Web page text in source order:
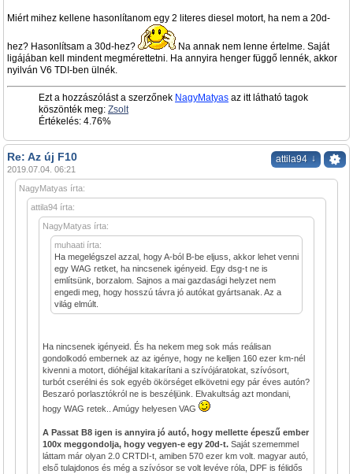
Miért mihez kellene hasonlítanom egy 2 literes diesel motort, ha nem a 20d-
hez? Hasonlítsam a 30d-hez?
Na annak nem lenne értelme. Saját
ligájában kell mindent megmérettetni. Ha annyira henger függő lennék, akkor
nyilván V6 TDI-ben ülnék.
Ezt a hozzászólást a szerzőnek NagyMatyas az itt látható tagok
köszönték meg: Zsolt
Értékelés: 4.76%
attila94 ↓
Re: Az új F10
2019.07.04. 06:21
NagyMatyas írta:
attila94 írta:
NagyMatyas írta:
muhaati írta:
Ha megelégszel azzal, hogy A-ból B-be eljuss, akkor lehet venni
egy WAG retket, ha nincsenek igényeid. Egy dsg-t ne is
említsünk, borzalom. Sajnos a mai gazdasági helyzet nem
engedi meg, hogy hosszú távra jó autókat gyártsanak. Az a
világ elmúlt.
Ha nincsenek igényeid. És ha nekem meg sok más reálisan
gondolkodó embernek az az igénye, hogy ne kelljen 160 ezer km-nél
kivenni a motort, dióhéjjal kitakarítani a szívójáratokat, szívósort,
turbót cserélni és sok egyéb ökörséget elkövetni egy pár éves autón?
Beszaró porlasztókról ne is beszéljünk. Elvakultság azt mondani,
hogy WAG retek.. Amúgy helyesen VAG
A Passat B8 igen is annyira jó autó, hogy mellette épeszű ember
100x meggondolja, hogy vegyen-e egy 20d-t. Saját szememmel
láttam már olyan 2.0 CRTDI-t, amiben 570 ezer km volt. magyar autó,
első tulajdonos és még a szívósor se volt levéve róla, DPF is félidős